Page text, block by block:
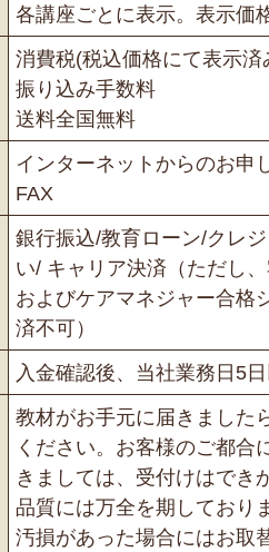
各講座ごとに表示。表示価
消費税(税込価格にて表示済
振り込み手数料
送料全国無料
インターネットからのお申
FAX
銀行振込/教育ローン/クレ
い/ キャリア決済（ただし
およびケアマネジャー合格
済不可）
入金確認後、当社業務日5
教材がお手元に届きました
ください。お客様のご都合
きましては、受付けはでき
品質には万全を期しており
汚損があった場合にはお取